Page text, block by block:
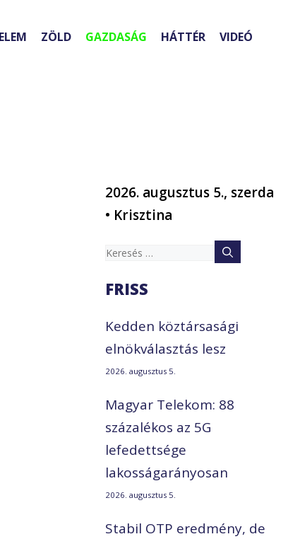
ZÖLD GAZDASÁG HÁTTÉR VIDEÓ
2026. augusztus 5., szerda
• Krisztina
Keresés:
FRISS
Kedden köztársasági
elnökválasztás lesz
2026. augusztus 5.
Magyar Telekom: 88
százalékos az 5G
lefedettsége
lakosságarányosan
2026. augusztus 5.
Stabil OTP eredmény, de